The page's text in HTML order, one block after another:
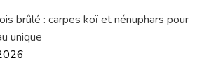
brûlé : carpes koï et nénuphars pour
unique